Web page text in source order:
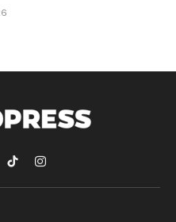
TikTokInstagram